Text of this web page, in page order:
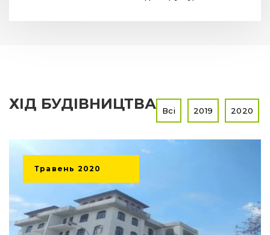
ХІД БУДІВНИЦТВА Всі 2019 2020
Травень 2020